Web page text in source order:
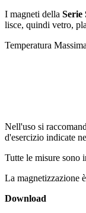
I magneti della Serie
lisce, quindi vetro,
Temperatura
Nell'uso si
d'esercizio indicate
Tutte le misure sono
La magnetizzazione
Download